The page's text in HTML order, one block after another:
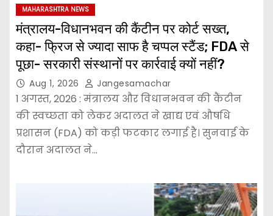
MAHARASHTRA NEWS
मंत्रालय-विधानभवन की कैंटीन पर कोर्ट सख्त,
कहा- फ्रिज से ज्यादा साफ है चप्पल स्टैंड; FDA से
पूछा- सरकारी संस्थानों पर कार्रवाई क्यों नहीं?
Aug 1, 2026 Jangesamachar
1 अगस्त, 2026 : मंत्रालय और विधानभवन की कैंटीन
की स्वच्छता को लेकर अदालत ने खाद्य एवं औषधि
प्रशासन (FDA) को कड़ी फटकार लगाई है। सुनवाई के
दौरान अदालत ने…